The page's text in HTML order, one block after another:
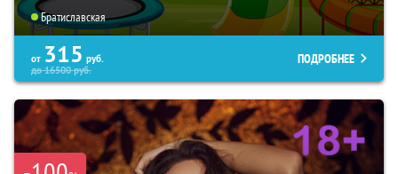
Братиславская
от 315 руб.
до16500руб.
ПОДРОБНЕЕ